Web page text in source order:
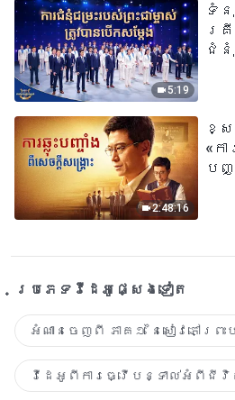
5:19
ទំ
គ្
ជំ
2:48:16
ខ្ស
«ក
បញ្
ប្រភេទ​វីដេអូ​ផ្សេង​ទៀត​
អំណានចេញពី ភាគ១ នៃសៀវភៅ
វីដេអូពីការធ្វើបន្ទាល់អំពីជី